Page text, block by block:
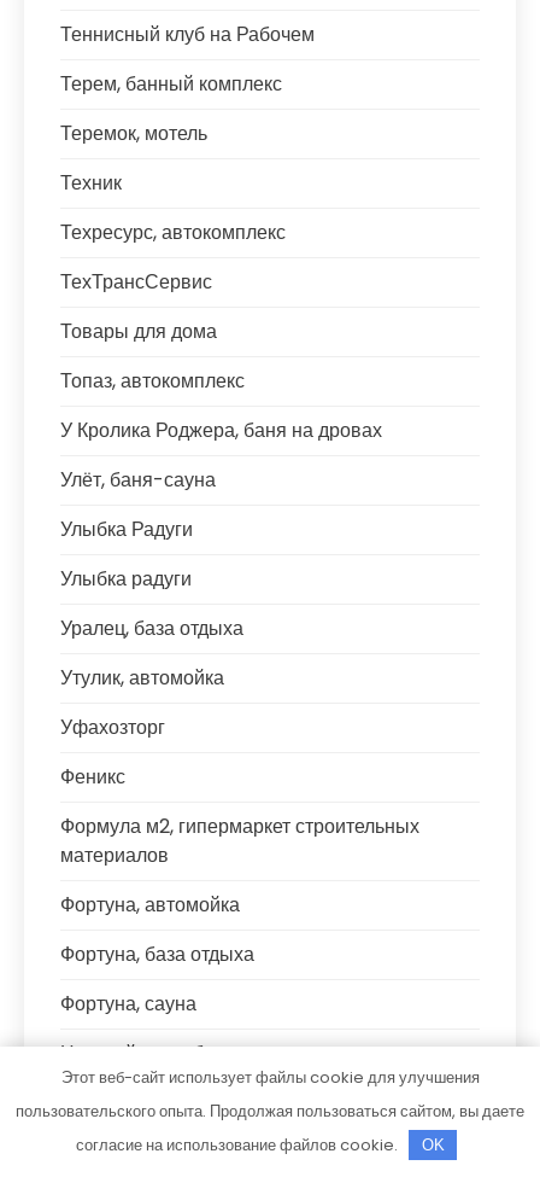
Теннисный клуб на Рабочем
Терем, банный комплекс
Теремок, мотель
Техник
Техресурс, автокомплекс
ТехТрансСервис
Товары для дома
Топаз, автокомплекс
У Кролика Роджера, баня на дровах
Улёт, баня-сауна
Улыбка Радуги
Улыбка радуги
Уралец, база отдыха
Утулик, автомойка
Уфахозторг
Феникс
Формула м2, гипермаркет строительных
материалов
Фортуна, автомойка
Фортуна, база отдыха
Фортуна, сауна
Царский двор, баня
Центр Допов
ЧЕ4, сауна
Этот веб-сайт использует файлы cookie для улучшения
пользовательского опыта. Продолжая пользоваться сайтом, вы даете
согласие на использование файлов cookie.
OK